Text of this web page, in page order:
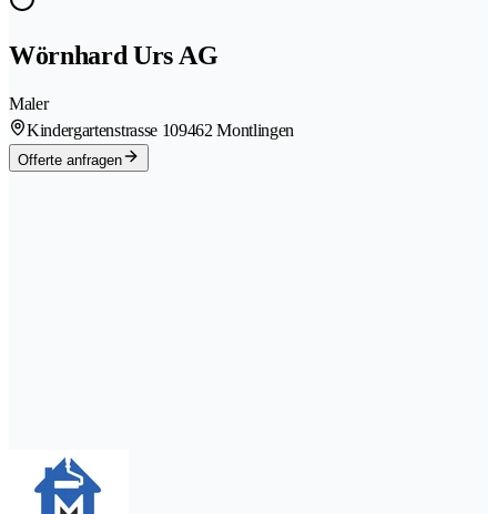
Wörnhard Urs AG
Maler
Kindergartenstrasse 109462 Montlingen
Offerte anfragen